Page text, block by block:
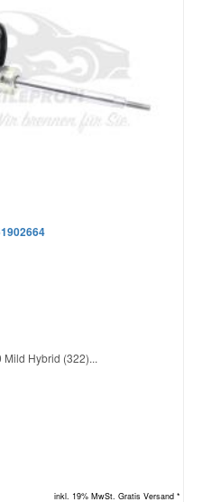
Mild Hybrid (322)...
inkl. 19% MwSt. Gratis Versand *